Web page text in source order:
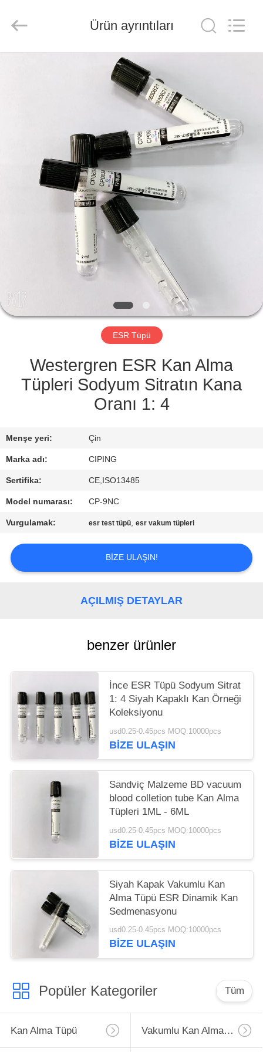
HAKKIMIZDA
FABRIKA
KONTROL
BIZIMLE
ILETIŞIME
BIR
TEKLIF
SITE
HARITASI
POLICY
Co.,
Reserved.
Ürün ayrıntıları
ESR Tüpü
Westergren ESR Kan Alma
Tüpleri Sodyum Sitratın Kana
Oranı 1: 4
Menşe yeri: Çin
Marka adı: CIPING
Sertifika: CE,ISO13485
Model numarası: CP-9NC
Vurgulamak: esr test tüpü,esr vakum tüpleri
BIZE ULAŞIN!
AÇILMIŞ DETAYLAR
benzer ürünler
İnce ESR Tüpü Sodyum Sitrat
1: 4 Siyah Kapaklı Kan Örneği
Koleksiyonu
usd0.25-0.45pcs MOQ:10000pcs
BIZE ULAŞIN
Sandviç Malzeme BD vacuum
blood colletion tube Kan Alma
Tüpleri 1ML - 6ML
usd0.25-0.45pcs MOQ:10000pcs
BIZE ULAŞIN
Siyah Kapak Vakumlu Kan
Alma Tüpü ESR Dinamik Kan
Sedmenasyonu
usd0.25-0.45pcs MOQ:10000pcs
BIZE ULAŞIN
Popüler Kategoriler Tüm
Kan Alma Tüpü Vakumlu Kan Alma Tüpü